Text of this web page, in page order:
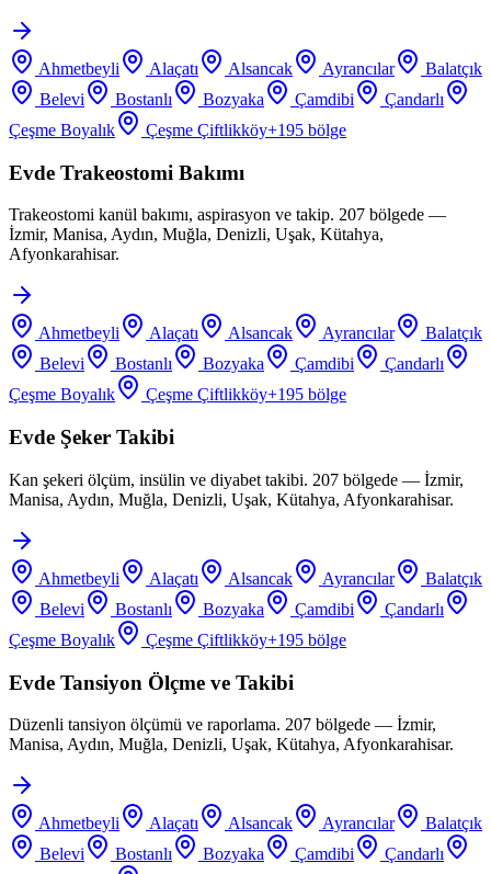
Ahmetbeyli Alaçatı Alsancak Ayrancılar
Balatçık
Belevi
Bostanlı Bozyaka Çamdibi
Çandarlı
Çeşme Boyalık
Çeşme Çiftlikköy+195 bölge
Evde Trakeostomi Bakımı
Trakeostomi kanül bakımı, aspirasyon ve takip. 207 bölgede —
İzmir, Manisa, Aydın, Muğla, Denizli, Uşak, Kütahya,
Afyonkarahisar.
Ahmetbeyli Alaçatı Alsancak Ayrancılar
Balatçık
Belevi
Bostanlı Bozyaka Çamdibi
Çandarlı
Çeşme Boyalık
Çeşme Çiftlikköy+195 bölge
Evde Şeker Takibi
Kan şekeri ölçüm, insülin ve diyabet takibi. 207 bölgede — İzmir,
Manisa, Aydın, Muğla, Denizli, Uşak, Kütahya, Afyonkarahisar.
Ahmetbeyli Alaçatı Alsancak Ayrancılar
Balatçık
Belevi
Bostanlı Bozyaka Çamdibi
Çandarlı
Çeşme Boyalık
Çeşme Çiftlikköy+195 bölge
Evde Tansiyon Ölçme ve Takibi
Düzenli tansiyon ölçümü ve raporlama. 207 bölgede — İzmir,
Manisa, Aydın, Muğla, Denizli, Uşak, Kütahya, Afyonkarahisar.
Ahmetbeyli Alaçatı Alsancak Ayrancılar
Balatçık
Belevi
Bostanlı Bozyaka Çamdibi
Çandarlı